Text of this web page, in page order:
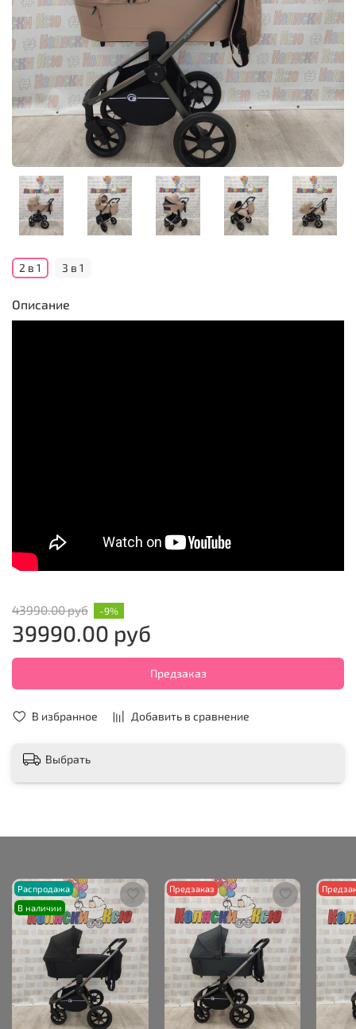
В избранное Добавить в сравнение
2 в 1 3 в 1
Описание
43990.00 руб
39990.00 руб
-9%
Предзаказ
Выбрать
Распродажа
В наличии
Предзаказ